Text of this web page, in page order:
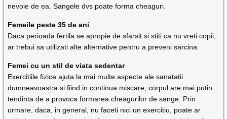
nevoie de ea. Sangele dvs poate forma cheaguri.
Femeile peste 35 de ani
Daca perioada fertila se apropie de sfarsit si stiti ca nu vreti copii,
ar trebui sa utilizati alte alternative pentru a preveni sarcina.
Femei cu un stil de viata sedentar
Exercitiile fizice ajuta la mai multe aspecte ale sanatatii
dumneavoastra si fiind in continua miscare, corpul are mai putin
tendinta de a provoca formarea cheagurilor de sange. Prin
urmare, daca, in general, nu faceti nici un exercitiu, poate ar